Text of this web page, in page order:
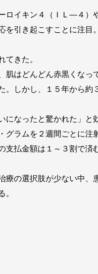
ロイキン４（ＩＬ―４）
引き起こすことに注目。
きた。
はどんどん赤黒くなっ
しかし、１５年から約
なったと驚かれた」と
ラムを２週間ごとに注
支払金額は１～３割で済
の選択肢が少ない中、
。